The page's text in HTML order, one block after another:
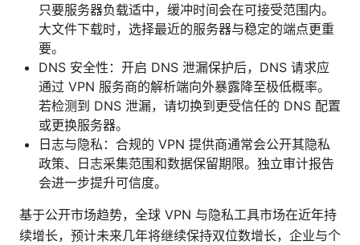
只要服务器负载适中，缓冲时间会在可接受范围内。
大文件下载时，选择最近的服务器与稳定的端点更重
要。
DNS 安全性：开启 DNS 泄漏保护后，DNS 请求应
通过 VPN 服务商的解析端向外暴露降至极低概率。
若检测到 DNS 泄漏，请切换到更受信任的 DNS 配置
或更换服务器。
日志与隐私：合规的 VPN 提供商通常会公开其隐私
政策、日志采集范围和数据保留期限。独立审计报告
会进一步提升可信度。
基于公开市场趋势，全球 VPN 与隐私工具市场在近年持
续增长，预计未来几年将继续保持双位数增长，企业与个